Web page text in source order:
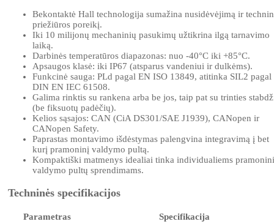
Bekontaktė Hall technologija sumažina nusidėvėjimą ir
priežiūros poreikį.
Iki 10 milijonų mechaninių pasukimų užtikrina ilgą tarnavimo
laiką.
Darbinės temperatūros diapazonas: nuo -40°C iki +85°C.
Apsaugos klasė: iki IP67 (atsparus vandeniui ir dulkėms).
Funkcinė sauga: PLd pagal EN ISO 13849, atitinka SIL2 pagal
DIN EN IEC 61508.
Galima rinktis su rankena arba be jos, taip pat su trinties
(be fiksuotų padėčių).
Kelios sąsajos: CAN (CiA DS301/SAE J1939), CANopen ir
CANopen Safety.
Paprastas montavimo išdėstymas palengvina integravimą į bet
kurį pramoninį valdymo pultą.
Kompaktiški matmenys idealiai tinka individualiems
valdymo pultų sprendimams.
Techninės specifikacijos
Parametras Specifikacija